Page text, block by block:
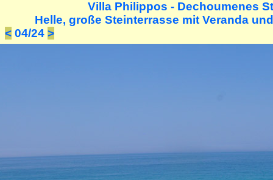
Villa Philippos - Dechoumenes
Helle, große Steinterrasse mit Veranda
< 04/24 >